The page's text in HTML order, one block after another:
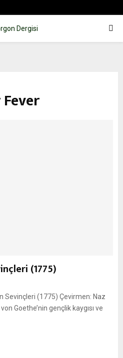
(1775)
Sevinçleri (1775) Çevirmen: Naz
Goethe’nin gençlik kaygısı ve